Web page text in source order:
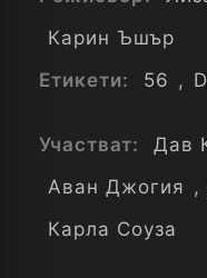
Карин Ъшър
Етикети:
56 ,
Участват: Дав
Аван Джогия ,
Карла Соуза